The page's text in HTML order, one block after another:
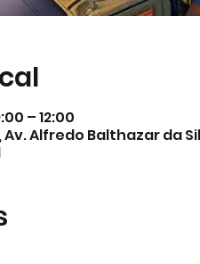
– 12:00
Alfredo Balthazar da